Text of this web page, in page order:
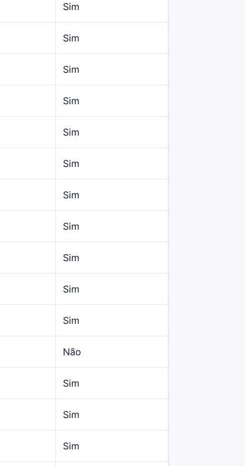
Sim
Sim
Sim
Sim
Sim
Sim
Sim
Sim
Sim
Sim
Sim
Não
Sim
Sim
Sim